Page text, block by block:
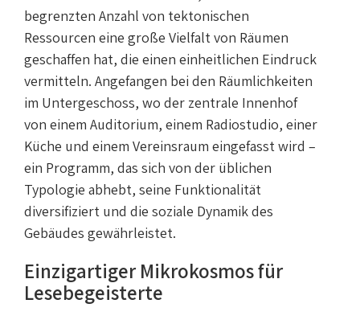
begrenzten Anzahl von tektonischen
Ressourcen eine große Vielfalt von Räumen
geschaffen hat, die einen einheitlichen Eindruck
vermitteln. Angefangen bei den Räumlichkeiten
im Untergeschoss, wo der zentrale Innenhof
von einem Auditorium, einem Radiostudio, einer
Küche und einem Vereinsraum eingefasst wird –
ein Programm, das sich von der üblichen
Typologie abhebt, seine Funktionalität
diversifiziert und die soziale Dynamik des
Gebäudes gewährleistet.
Einzigartiger Mikrokosmos für
Lesebegeisterte